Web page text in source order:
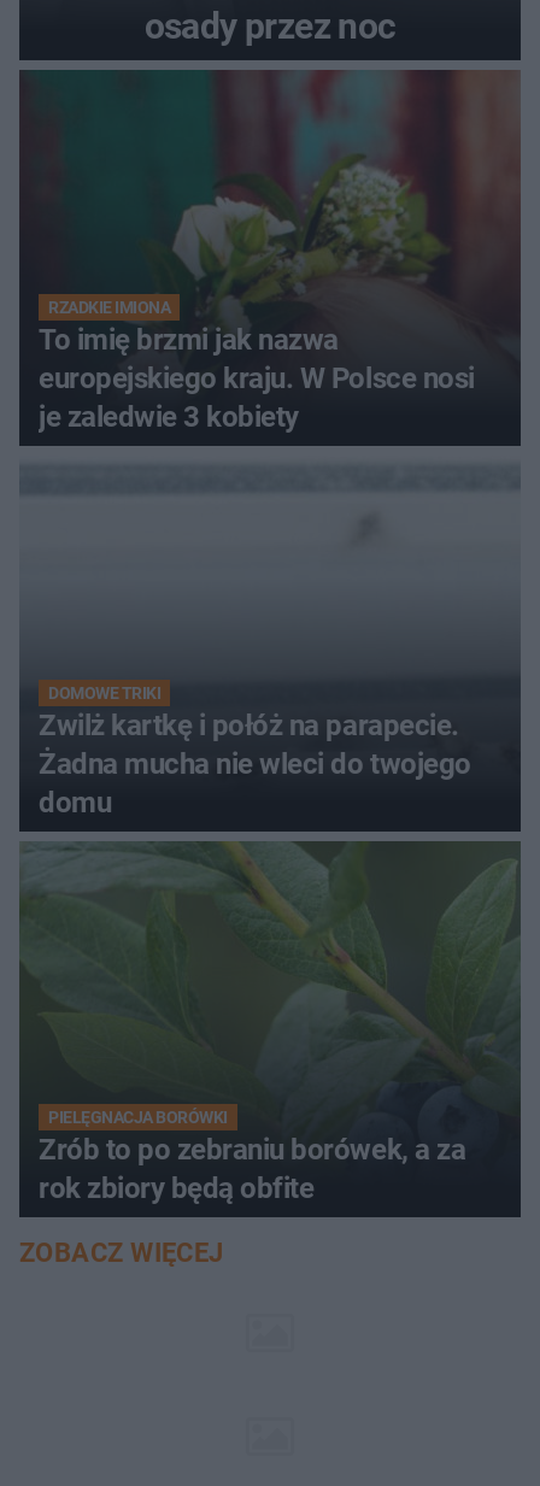
osady przez noc
RZADKIE IMIONA
To imię brzmi jak nazwa
europejskiego kraju. W Polsce nosi
je zaledwie 3 kobiety
DOMOWE TRIKI
Zwilż kartkę i połóż na parapecie.
Żadna mucha nie wleci do twojego
domu
PIELĘGNACJA BORÓWKI
Zrób to po zebraniu borówek, a za
rok zbiory będą obfite
ZOBACZ WIĘCEJ